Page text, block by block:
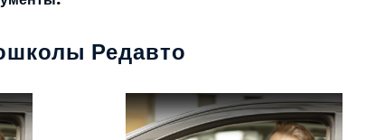
Редавто